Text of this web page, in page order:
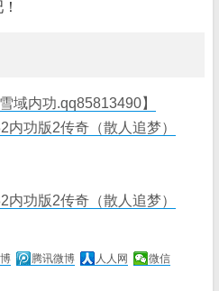
域内功.qq85813490】
功版2传奇（散人追梦）
功版2传奇（散人追梦）
腾讯微博 人人网
微信